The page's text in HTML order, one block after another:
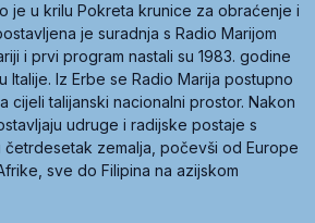
je u krilu Pokreta krunice za obraćenje i
je suradnja s Radio Marijom
i prvi program nastali su 1983. godine
Italije. Iz Erbe se Radio Marija postupno
cijeli talijanski nacionalni prostor. Nakon
udruge i radijske postaje s
četrdesetak zemalja, počevši od Europe
sve do Filipina na azijskom